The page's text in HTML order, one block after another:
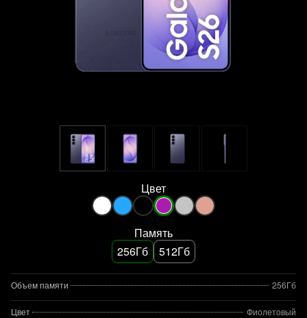
Цвет
Память
256Гб
512Гб
Объем памяти 256Гб
Цвет Фиолетовый